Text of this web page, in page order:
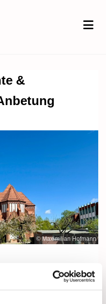
&
© Maximilian Hofmann
2027, 09:30 Uhr